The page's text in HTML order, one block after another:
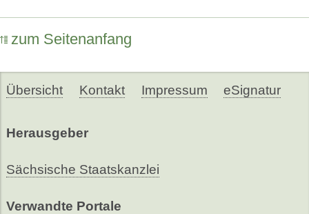
zum Seitenanfang
Übersicht Kontakt Impressum eSignatur
Herausgeber
Sächsische Staatskanzlei
Verwandte Portale